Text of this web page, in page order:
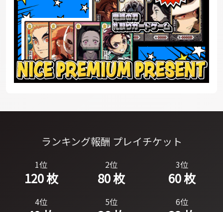
ランキング報酬 プレイチケット
1位
120 枚
2位
80 枚
3位
60 枚
4位 5位 6位